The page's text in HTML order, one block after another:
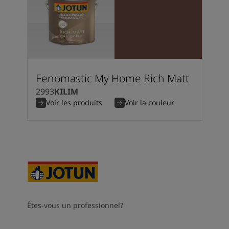
Fenomastic My Home Rich Matt
2993KILIM
Voir les produits Voir la couleur
Êtes-vous un professionnel?